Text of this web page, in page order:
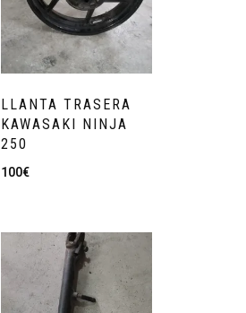
LLANTA TRASERA
KAWASAKI NINJA
250
100€